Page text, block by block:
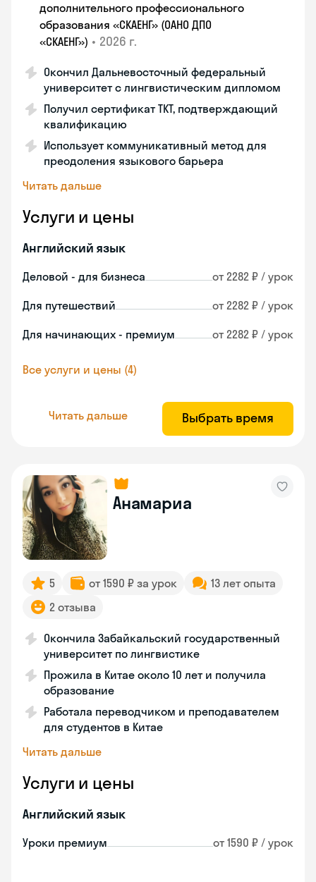
дополнительного профессионального
образования «СКАЕНГ» (ОАНО ДПО
«СКАЕНГ») • 2026 г.
Окончил Дальневосточный федеральный
университет с лингвистическим дипломом
Получил сертификат TKT, подтверждающий
квалификацию
Использует коммуникативный метод для
преодоления языкового барьера
Читать дальше
Услуги и цены
Английский язык
Деловой - для бизнеса от 2282 ₽ / урок
Для путешествий от 2282 ₽ / урок
Для начинающих - премиум от 2282 ₽ / урок
Все услуги и цены (4)
Читать дальше Выбрать время
Анамариа
5 от 1590 ₽ за урок
13 лет опыта
2 отзыва
Окончила Забайкальский государственный
университет по лингвистике
Прожила в Китае около 10 лет и получила
образование
Работала переводчиком и преподавателем
для студентов в Китае
Читать дальше
Услуги и цены
Английский язык
Уроки премиум от 1590 ₽ / урок